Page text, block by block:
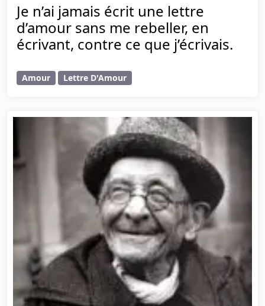
Je n’ai jamais écrit une lettre
d’amour sans me rebeller, en
écrivant, contre ce que j’écrivais.
Amour Lettre D'Amour